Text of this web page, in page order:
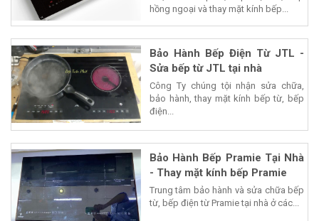
hồng ngoại và thay mặt kính bếp...
Bảo Hành Bếp Điện Từ JTL -
Sửa bếp từ JTL tại nhà
Công Ty chúng tội nhận sửa chữa,
bảo hành, thay mặt kính bếp từ, bếp
điện...
Bảo Hành Bếp Pramie Tại Nhà
- Thay mặt kính bếp Pramie
Trung tâm bảo hành và sửa chữa bếp
từ, bếp điện từ Pramie tại nhà ở các...